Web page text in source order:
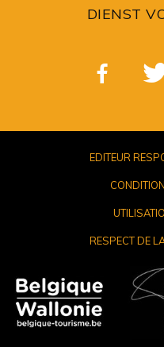
DIENST
EDITEUR
RESPECT DE